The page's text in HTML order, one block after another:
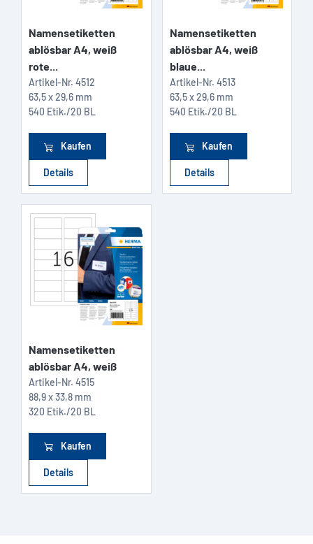
Namensetiketten
ablösbar A4, weiß
rote...
Artikel-Nr. 4512
63,5 x 29,6 mm
540 Etik./20 BL
Kaufen
Details
Namensetiketten
ablösbar A4, weiß
blaue...
Artikel-Nr. 4513
63,5 x 29,6 mm
540 Etik./20 BL
Kaufen
Details
Namensetiketten
ablösbar A4, weiß
Artikel-Nr. 4515
88,9 x 33,8 mm
320 Etik./20 BL
Kaufen
Details